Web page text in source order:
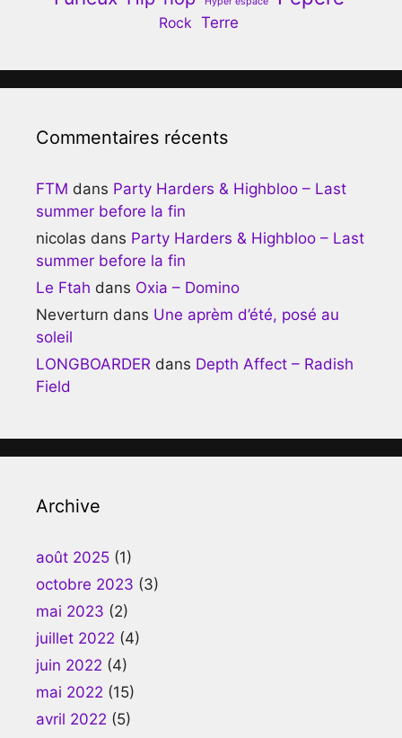
Rock Terre
Commentaires récents
FTM dans Party Harders & Highbloo – Last
summer before la fin
nicolas dans Party Harders & Highbloo – Last
summer before la fin
Le Ftah dans Oxia – Domino
Neverturn dans Une aprèm d’été, posé au
soleil
LONGBOARDER dans Depth Affect – Radish
Field
Archive
août 2025 (1)
octobre 2023 (3)
mai 2023 (2)
juillet 2022 (4)
juin 2022 (4)
mai 2022 (15)
avril 2022 (5)